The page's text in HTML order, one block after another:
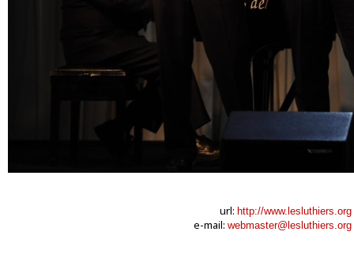
url: http://www.lesluthiers.org
e-mail: webmaster@lesluthiers.org